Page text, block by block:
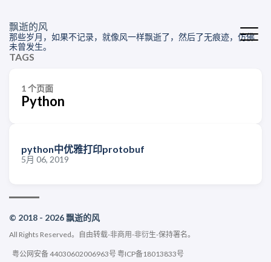
飘逝的风
那些岁月，如果不记录，就像风一样飘逝了，然后了无痕迹，仿佛
未曾发生。
TAGS
1 个页面
Python
python中优雅打印protobuf
5月 06, 2019
© 2018 - 2026 飘逝的风
All Rights Reserved。 自由转载-非商用-非衍生-保持署名。
粤公网安备 44030602006963号 粤ICP备18013833号